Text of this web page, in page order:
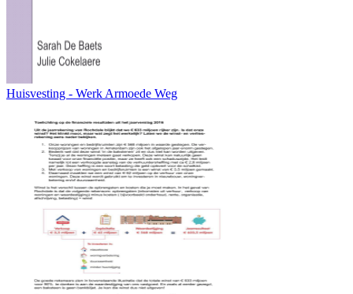
Huisvesting - Werk Armoede Weg